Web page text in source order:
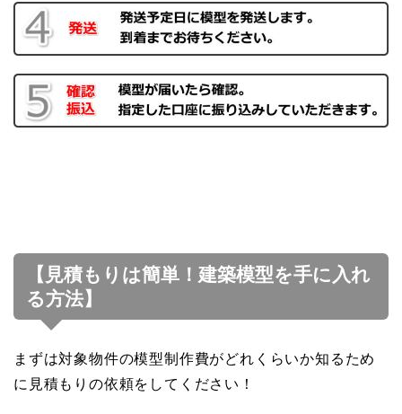
【見積もりは簡単！建築模型を手に入れ
る方法】
まずは対象物件の模型制作費がどれくらいか知るため
に見積もりの依頼をしてください！